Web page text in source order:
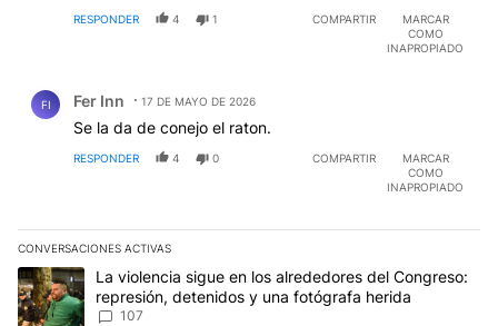
RESPONDER 4 1 COMPARTIR
MARCAR
COMO
INAPROPIADO
FI Fer Inn 17 DE MAYO DE 2026
Se la da de conejo el raton.
RESPONDER 4 0 COMPARTIR
MARCAR
COMO
INAPROPIADO
CONVERSACIONES ACTIVAS
Este listado muestra los artículos con más comentarios en los
Un artículo de tendencia con el título "La violencia sigue en los
La violencia sigue en los alrededores del Congreso:
represión, detenidos y una fotógrafa herida
107